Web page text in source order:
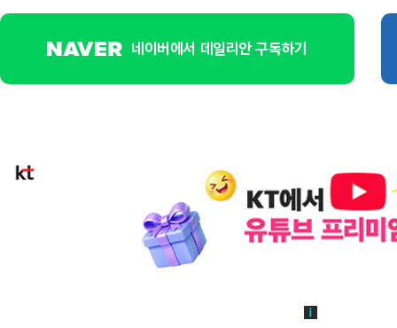
네이버에서 데일리안 구독하기